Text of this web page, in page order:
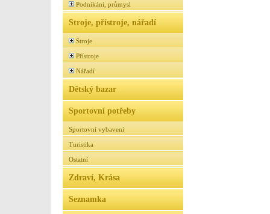
Podnikání, průmysl
Stroje, přístroje, nářadí
Stroje
Přístroje
Nářadí
Dětský bazar
Sportovní potřeby
Sportovní vybavení
Turistika
Ostatní
Zdraví, Krása
Seznamka